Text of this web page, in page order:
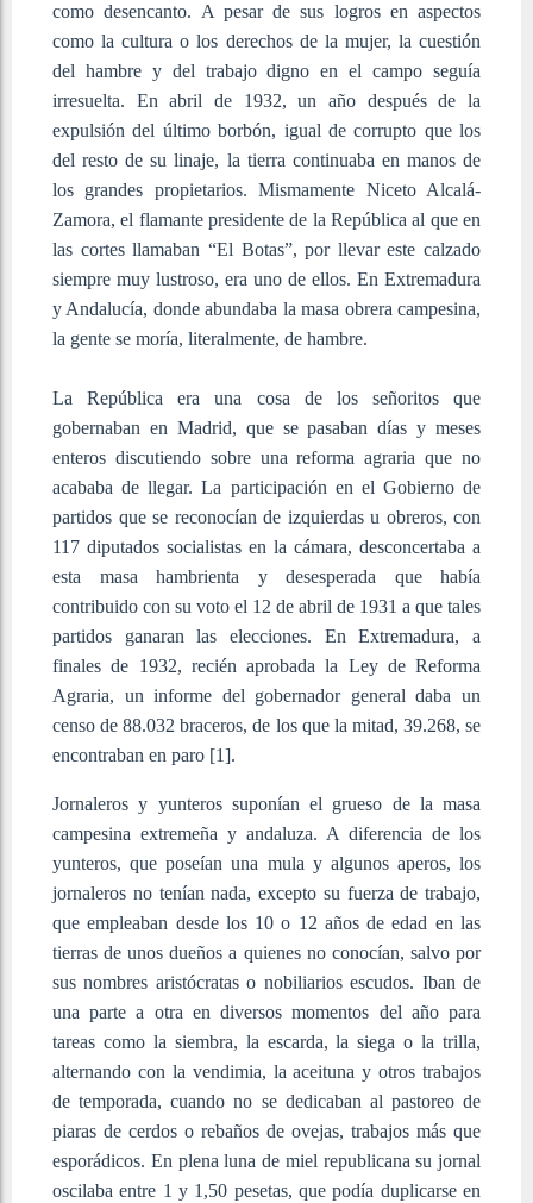
como desencanto. A pesar de sus logros en aspectos
como la cultura o los derechos de la mujer, la cuestión
del hambre y del trabajo digno en el campo seguía
irresuelta. En abril de 1932, un año después de la
expulsión del último borbón, igual de corrupto que los
del resto de su linaje, la tierra continuaba en manos de
los grandes propietarios. Mismamente Niceto Alcalá-
Zamora, el flamante presidente de la República al que en
las cortes llamaban “El Botas”, por llevar este calzado
siempre muy lustroso, era uno de ellos. En Extremadura
y Andalucía, donde abundaba la masa obrera campesina,
la gente se moría, literalmente, de hambre.
La República era una cosa de los señoritos que
gobernaban en Madrid, que se pasaban días y meses
enteros discutiendo sobre una reforma agraria que no
acababa de llegar. La participación en el Gobierno de
partidos que se reconocían de izquierdas u obreros, con
117 diputados socialistas en la cámara, desconcertaba a
esta masa hambrienta y desesperada que había
contribuido con su voto el 12 de abril de 1931 a que tales
partidos ganaran las elecciones. En Extremadura, a
finales de 1932, recién aprobada la Ley de Reforma
Agraria, un informe del gobernador general daba un
censo de 88.032 braceros, de los que la mitad, 39.268, se
encontraban en paro [1].
Jornaleros y yunteros suponían el grueso de la masa
campesina extremeña y andaluza. A diferencia de los
yunteros, que poseían una mula y algunos aperos, los
jornaleros no tenían nada, excepto su fuerza de trabajo,
que empleaban desde los 10 o 12 años de edad en las
tierras de unos dueños a quienes no conocían, salvo por
sus nombres aristócratas o nobiliarios escudos. Iban de
una parte a otra en diversos momentos del año para
tareas como la siembra, la escarda, la siega o la trilla,
alternando con la vendimia, la aceituna y otros trabajos
de temporada, cuando no se dedicaban al pastoreo de
piaras de cerdos o rebaños de ovejas, trabajos más que
esporádicos. En plena luna de miel republicana su jornal
oscilaba entre 1 y 1,50 pesetas, que podía duplicarse en